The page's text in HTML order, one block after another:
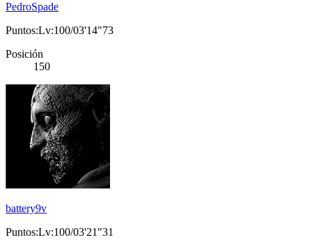
PedroSpade
Puntos:Lv:100/03'14"73
Posición
150
battery9v
Puntos:Lv:100/03'21"31